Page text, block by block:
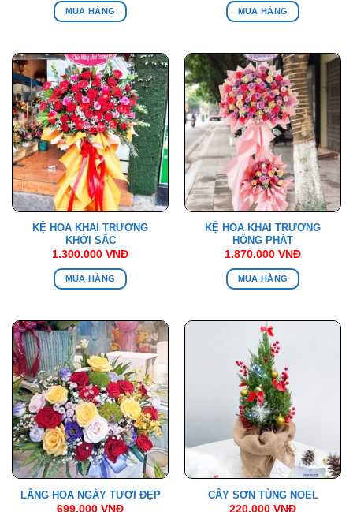
MUA HÀNG MUA HÀNG
KỆ HOA KHAI TRƯƠNG
KHỞI SẮC
1.300.000 VNĐ
MUA HÀNG
KỆ HOA KHAI TRƯƠNG
HỒNG PHÁT
1.870.000 VNĐ
MUA HÀNG
LẴNG HOA NGÀY TƯƠI ĐẸP
699.000 VNĐ
CÂY SƠN TÙNG NOEL
220.000 VNĐ